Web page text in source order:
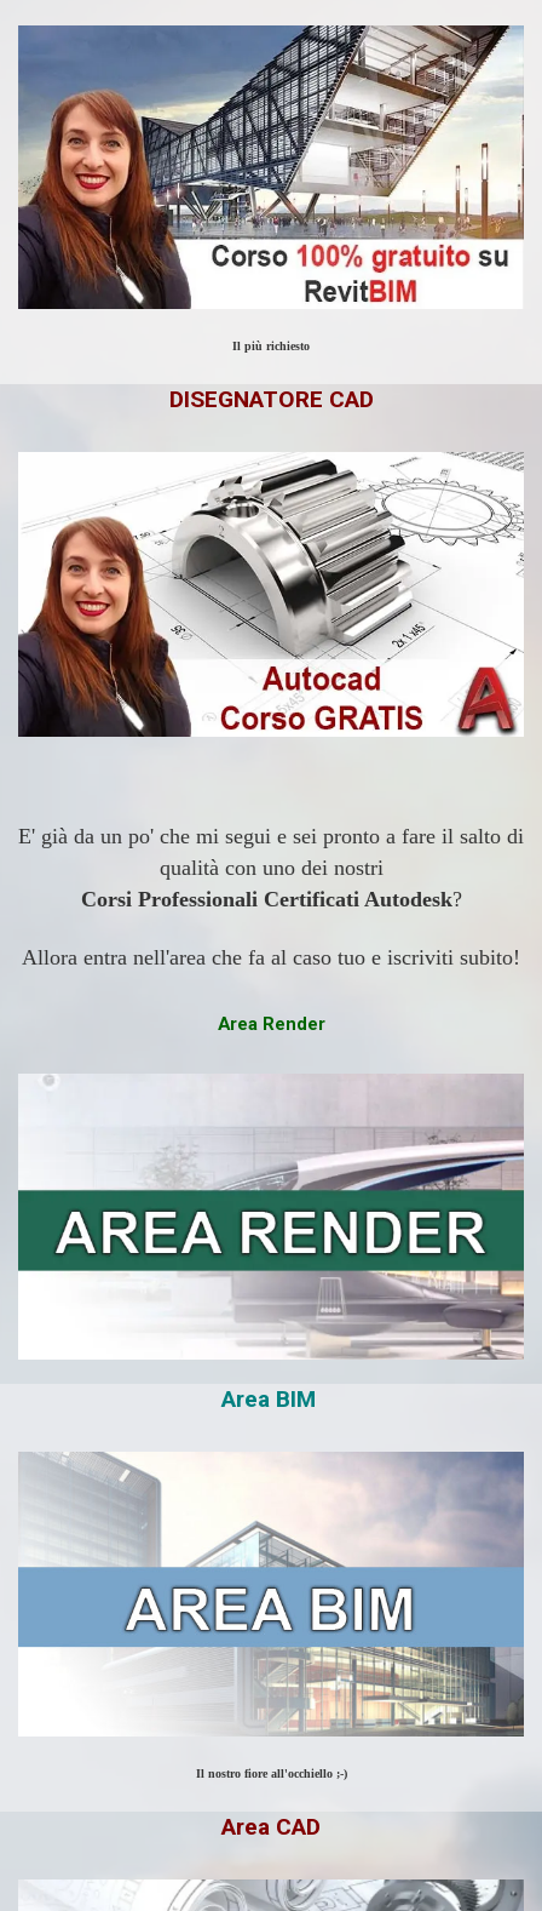
Il più richiesto
DISEGNATORE CAD
E' già da un po' che mi segui e sei pronto a fare il salto di
qualità con uno dei nostri
Corsi Professionali Certificati Autodesk?
Allora entra nell'area che fa al caso tuo e iscriviti subito!
Area Render
Area BIM
Il nostro fiore all'occhiello ;-)
Area CAD